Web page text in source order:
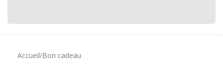
Accueil/Bon cadeau